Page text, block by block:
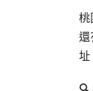
桃
還
址